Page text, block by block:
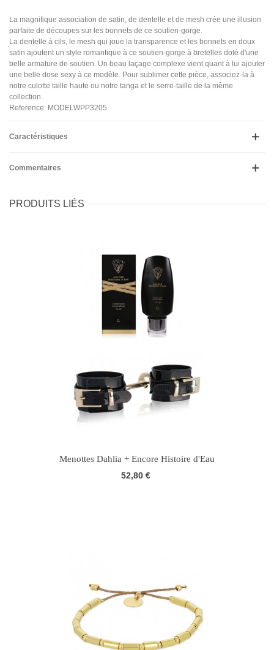
La magnifique association de satin, de dentelle et de mesh crée une illusion
parfaite de découpes sur les bonnets de ce soutien-gorge.
La dentelle à cils, le mesh qui joue la transparence et les bonnets en doux
satin ajoutent un style romantique à ce soutien-gorge à bretelles doté d'une
belle armature de soutien. Un beau laçage complexe vient quant à lui ajouter
une belle dose sexy à ce modèle. Pour sublimer cette pièce, associez-la à
notre culotte taille haute ou notre tanga et le serre-taille de la même
collection.
Reference: MODELWPP3205
Caractéristiques
Commentaires
PRODUITS LIÉS
Menottes Dahlia + Encore Histoire d'Eau
52,80 €